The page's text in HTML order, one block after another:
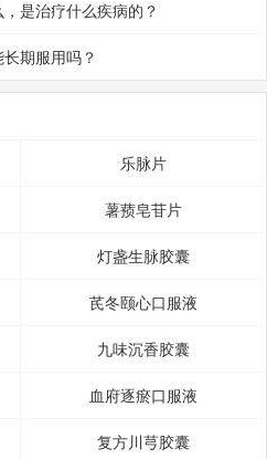
是治疗什么疾病的？
期服用吗？
乐脉片
薯蓣皂苷片
灯盏生脉胶囊
芪冬颐心口服液
九味沉香胶囊
血府逐瘀口服液
复方川芎胶囊